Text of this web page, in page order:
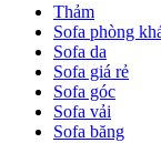
Thảm
Sofa phòng
Sofa da
Sofa giá rẻ
Sofa góc
Sofa vải
Sofa băng